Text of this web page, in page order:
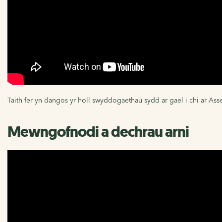
Taith fer yn dangos yr holl swyddogaethau sydd ar gael i chi ar
Mewngofnodi a dechrau arni